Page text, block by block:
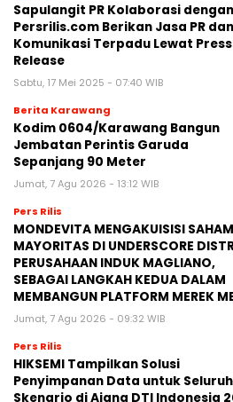
Sapulangit PR Kolaborasi dengan
Persrilis.com Berikan Jasa PR dan
Komunikasi Terpadu Lewat Press
Release
Sabtu, 17 Mei 2025 - 07:40 WIB
Berita Karawang
Kodim 0604/Karawang Bangun
Jembatan Perintis Garuda
Sepanjang 90 Meter
Jumat, 7 Agu 2026 - 13:12 WIB
Pers Rilis
MONDEVITA MENGAKUISISI SAHAM
MAYORITAS DI UNDERSCORE
PERUSAHAAN INDUK MAGLIANO,
SEBAGAI LANGKAH KEDUA DALAM
MEMBANGUN PLATFORM MEREK
Jumat, 7 Agu 2026 - 09:32 WIB
Pers Rilis
HIKSEMI Tampilkan Solusi
Penyimpanan Data untuk Seluruh
Skenario di Ajang DTI Indonesia